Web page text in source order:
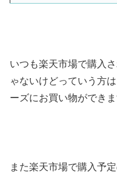
いつも楽天市場で購入
ゃないけどっていう方
ーズにお買い物ができま
また楽天市場で購入予